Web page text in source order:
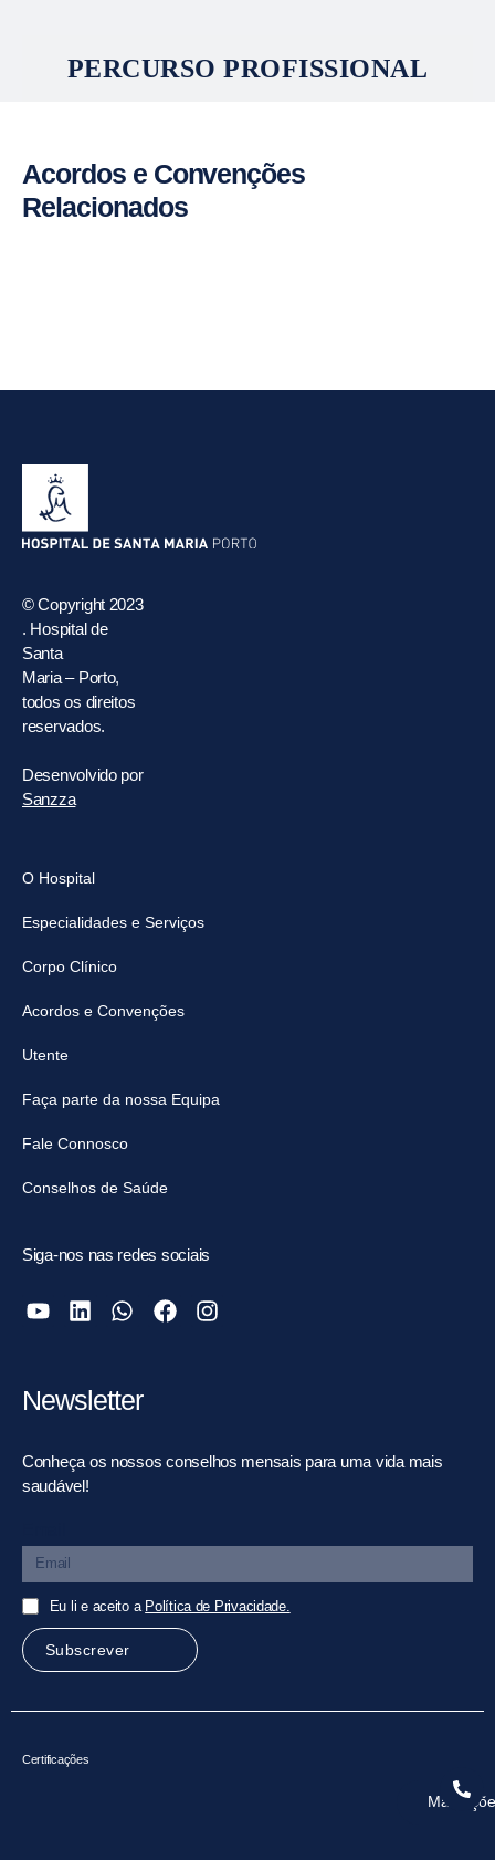
PERCURSO PROFISSIONAL
Acordos e Convenções
Relacionados
© Copyright 2023
. Hospital de
Santa
Maria – Porto,
todos os direitos
reservados.
Desenvolvido por
Sanzza
O Hospital
Especialidades e Serviços
Corpo Clínico
Acordos e Convenções
Utente
Faça parte da nossa Equipa
Fale Connosco
Conselhos de Saúde
Siga-nos nas redes sociais
Newsletter
Conheça os nossos conselhos mensais para uma vida mais
saudável!
Eu li e aceito a Política de Privacidade.
Subscrever
Certificações